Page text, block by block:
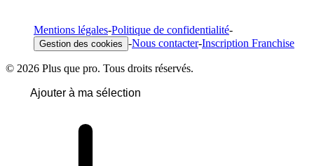
Mentions légales-Politique de confidentialité-
Gestion des cookies -Nous contacter-Inscription Franchise
© 2026 Plus que pro. Tous droits réservés.
Ajouter à ma sélection